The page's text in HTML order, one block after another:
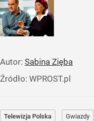
Autor: Sabina Zięba
Źródło: WPROST.pl
Telewizja Polska Gwiazdy